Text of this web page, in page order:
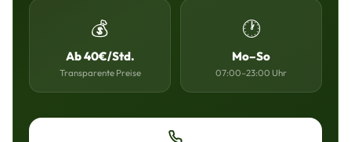
💰
Ab 40€/Std.
Transparente Preise
🕐
Mo–So
07:00–23:00 Uhr